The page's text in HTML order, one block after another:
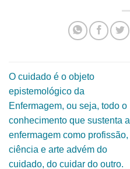
O cuidado é o objeto
epistemológico da
Enfermagem, ou seja, todo o
conhecimento que sustenta a
enfermagem como profissão,
ciência e arte advém do
cuidado, do cuidar do outro.